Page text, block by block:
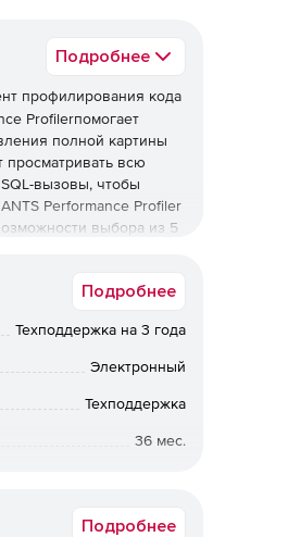
Подробнее
профилирования кода
Profilerпомогает
полной картины
просматривать всю
вызовы, чтобы
Performance Profiler
выбора из 5
процессора – это
Подробнее
Техподдержка на 3 года
Электронный
Техподдержка
36 мес.
Подробнее